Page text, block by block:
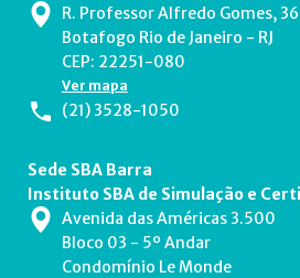
R. Professor Alfredo Gomes,
Botafogo Rio de Janeiro - RJ
CEP: 22251-080
Ver mapa
(21) 3528-1050
Sede SBA Barra
Instituto SBA de Simulação e
Avenida das Américas 3.500
Bloco 03 - 5º Andar
Condomínio Le Monde